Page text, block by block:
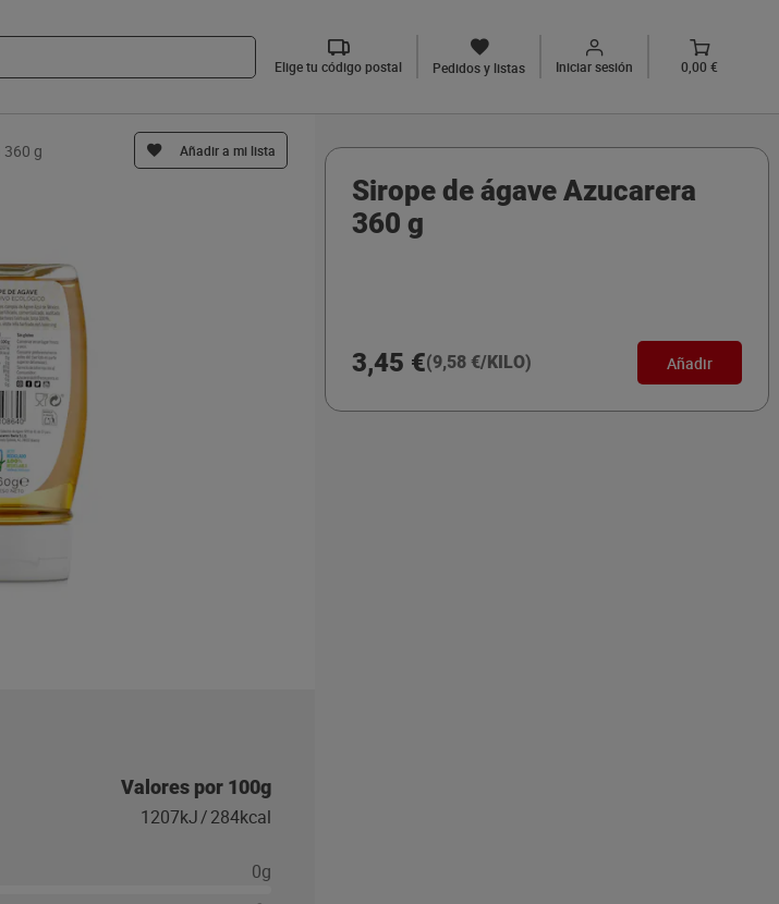
Elige tu código postal Pedidos y listas Iniciar sesión 0,00 €
360 g Añadir a mi lista
Valores por 100g
1207kJ/284kcal
0g
Sirope de ágave Azucarera
360 g
3,45 €(9,58 €/KILO) Añadir